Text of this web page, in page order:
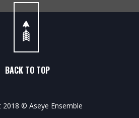
BACK TO TOP
2018 © Aseye Ensemble